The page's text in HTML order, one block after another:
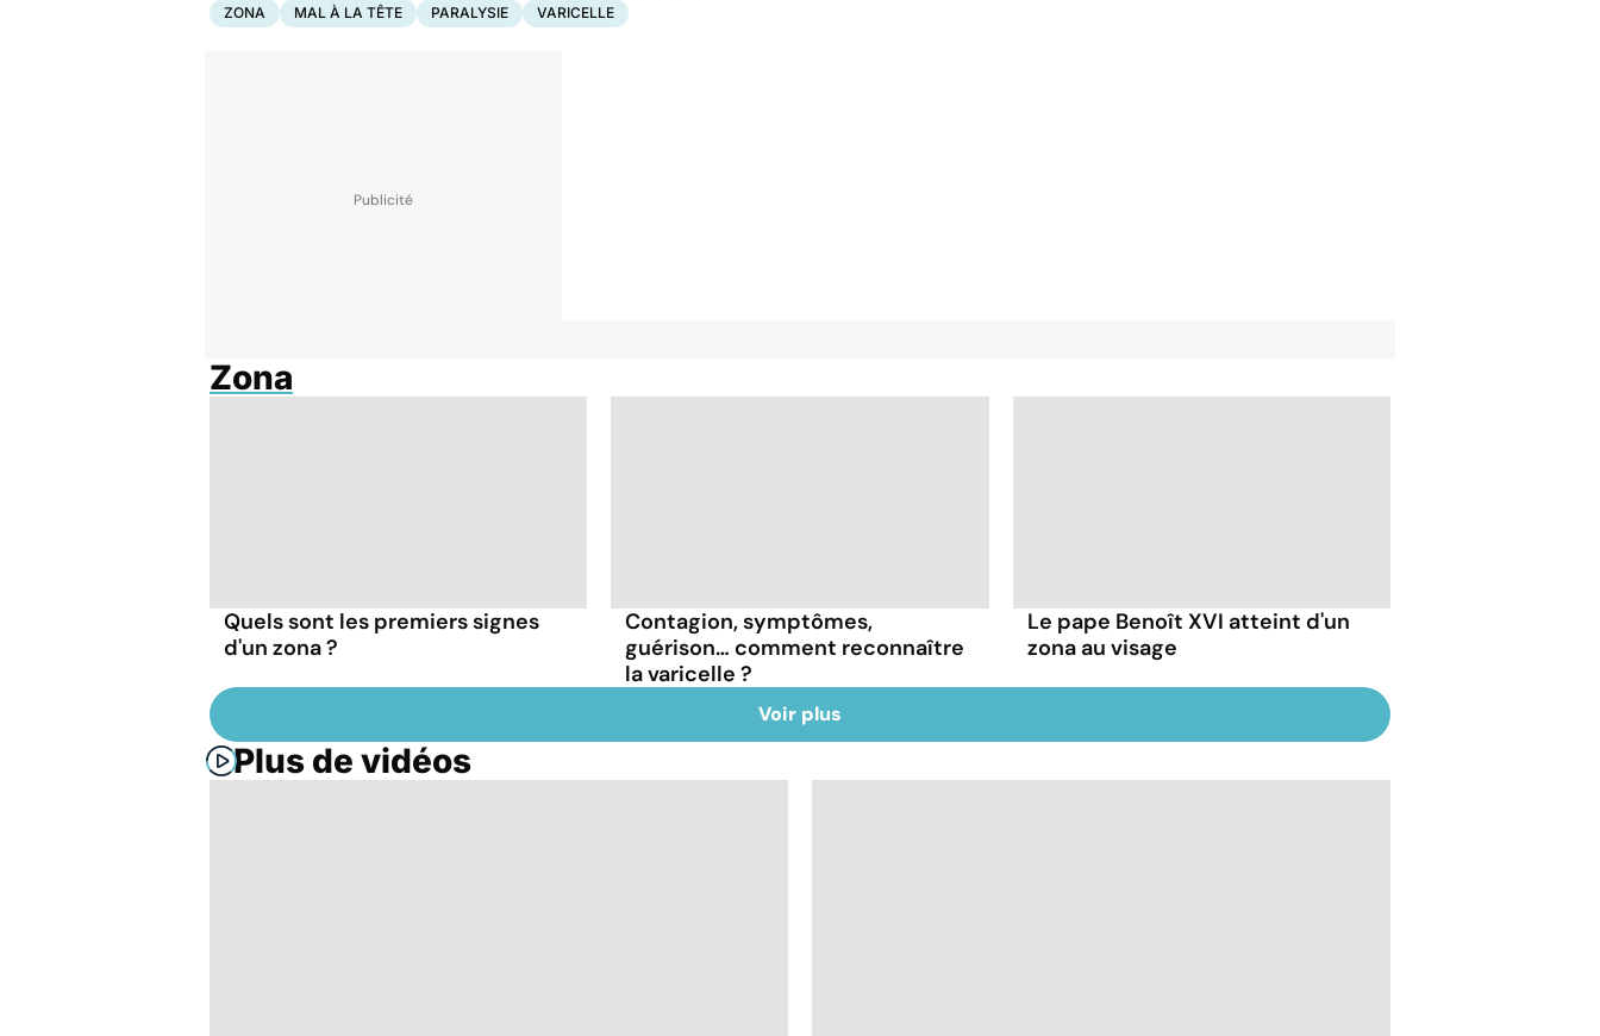
ZONA MAL À LA TÊTE PARALYSIE VARICELLE
Zona
Quels sont les premiers signes
d'un zona ?
Contagion, symptômes,
guérison… comment reconnaître
la varicelle ?
Le pape Benoît XVI atteint d'un
zona au visage
Voir plus
Plus de vidéos